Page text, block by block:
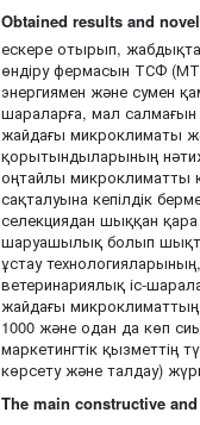
Obtained results and
ескере отырып,
өндіру фермасын ТСФ
энергиямен және сумен
шараларға, мал
жайдағы микроклиматы
қорытындыларының
оңтайлы микроклиматты
сақталуына кепілдік
селекциядан шыққан
шаруашылық болып
ұстау
ветеринариялық іс-
жайдағы
1000 және одан да көп
маркетингтік қызметтің
көрсету және талдау)
The main constructive